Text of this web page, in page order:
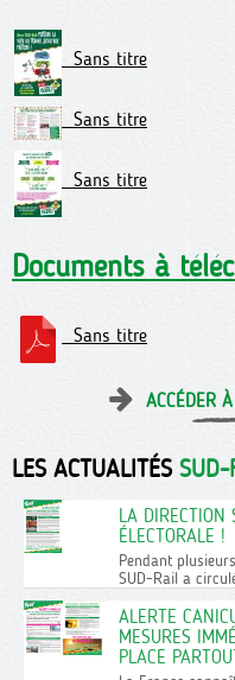
Sans titre
Sans titre
Sans titre
Documents à
Sans titre
ACCÉDER
LES ACTUALITÉS
LA DIRECTION
ÉLECTORALE !
Pendant
SUD-Rail a
ALERTE
MESURES
PLACE